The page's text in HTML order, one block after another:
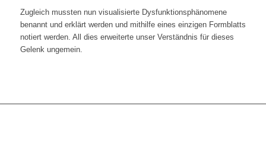
Zugleich mussten nun visualisierte Dysfunktionsphänomene
benannt und erklärt werden und mithilfe eines einzigen Formblatts
notiert werden. All dies erweiterte unser Verständnis für dieses
Gelenk ungemein.